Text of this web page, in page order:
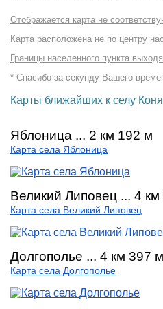
Отображается карта не
Карта расположена не по центру
Границы населенного пункта
* Спасибо за секунду Вашего
Карты ближайших к селу
Яблоница ... 2 км 192 м
Карта села Яблоница
Великий Липовец ... 4
Карта села Великий Липовец
Долгополье ... 4 км 397 м
Карта села Долгополье